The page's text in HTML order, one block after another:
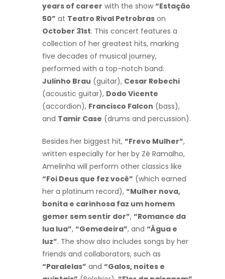
years of career with the show “Estação
50” at Teatro Rival Petrobras on
October 31st. This concert features a
collection of her greatest hits, marking
five decades of musical journey,
performed with a top-notch band:
Julinho Brau (guitar), Cesar Rebechi
(acoustic guitar), Dodo Vicente
(accordion), Francisco Falcon (bass),
and Tamir Case (drums and percussion).
Besides her biggest hit, “Frevo Mulher”,
written especially for her by Zé Ramalho,
Amelinha will perform other classics like
“Foi Deus que fez você” (which earned
her a platinum record), “Mulher nova,
bonita e carinhosa faz um homem
gemer sem sentir dor”, “Romance da
lua lua”, “Gemedeira”, and “Água e
luz”. The show also includes songs by her
friends and collaborators, such as
“Paralelas” and “Galos, noites e